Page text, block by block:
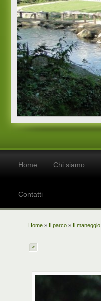
Home Chi siamo
Contatti
Home » Il parco » Il maneggio